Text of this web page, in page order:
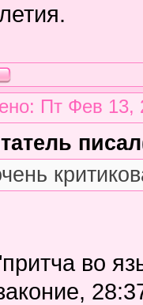
Пт Фев 13,
во